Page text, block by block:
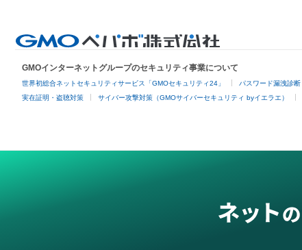
GMOインターネットグループのセキュリティ事業について
世界初総合ネットセキュリティサービス「GMOセキュリティ24」 パスワード漏洩診断
実在証明・盗聴対策 サイバー攻撃対策（GMOサイバーセキュリティ byイエラエ）